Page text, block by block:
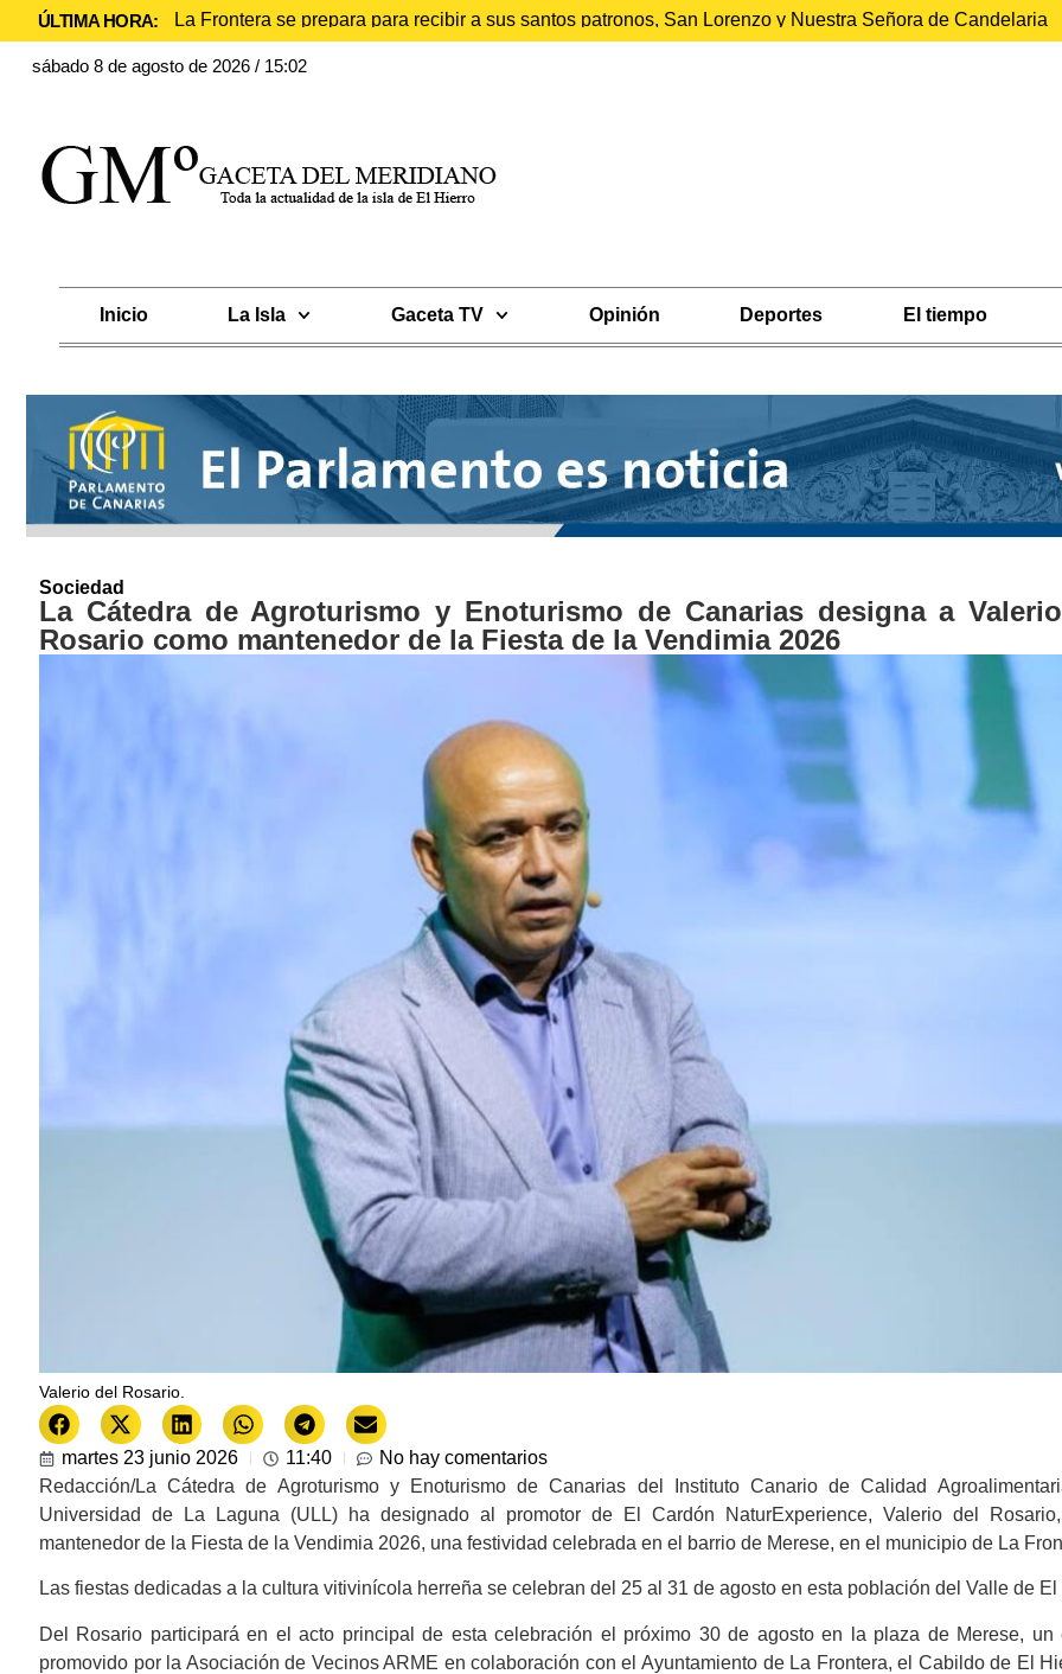
ÚLTIMA HORA: La Frontera se prepara para recibir a sus santos patronos, San Lorenzo y Nuestra Señora de Candelaria
sábado 8 de agosto de 2026 / 15:02
Inicio La Isla Gaceta TV Opinión Deportes El tiempo
Sociedad
La Cátedra de Agroturismo y Enoturismo de Canarias designa a
Rosario como mantenedor de la Fiesta de la Vendimia 2026
Valerio del Rosario.
martes 23 junio 2026 11:40
No hay comentarios
Redacción/La Cátedra de Agroturismo y Enoturismo de Canarias del Instituto Canario de Calidad
Universidad de La Laguna (ULL) ha designado al promotor de El Cardón NaturExperience, Valerio del
mantenedor de la Fiesta de la Vendimia 2026, una festividad celebrada en el barrio de Merese, en el municipio de La
Las fiestas dedicadas a la cultura vitivinícola herreña se celebran del 25 al 31 de agosto en esta población del Valle de El
Del Rosario participará en el acto principal de esta celebración el próximo 30 de agosto en la plaza de Merese, un
promovido por la Asociación de Vecinos ARME en colaboración con el Ayuntamiento de La Frontera, el Cabildo de El